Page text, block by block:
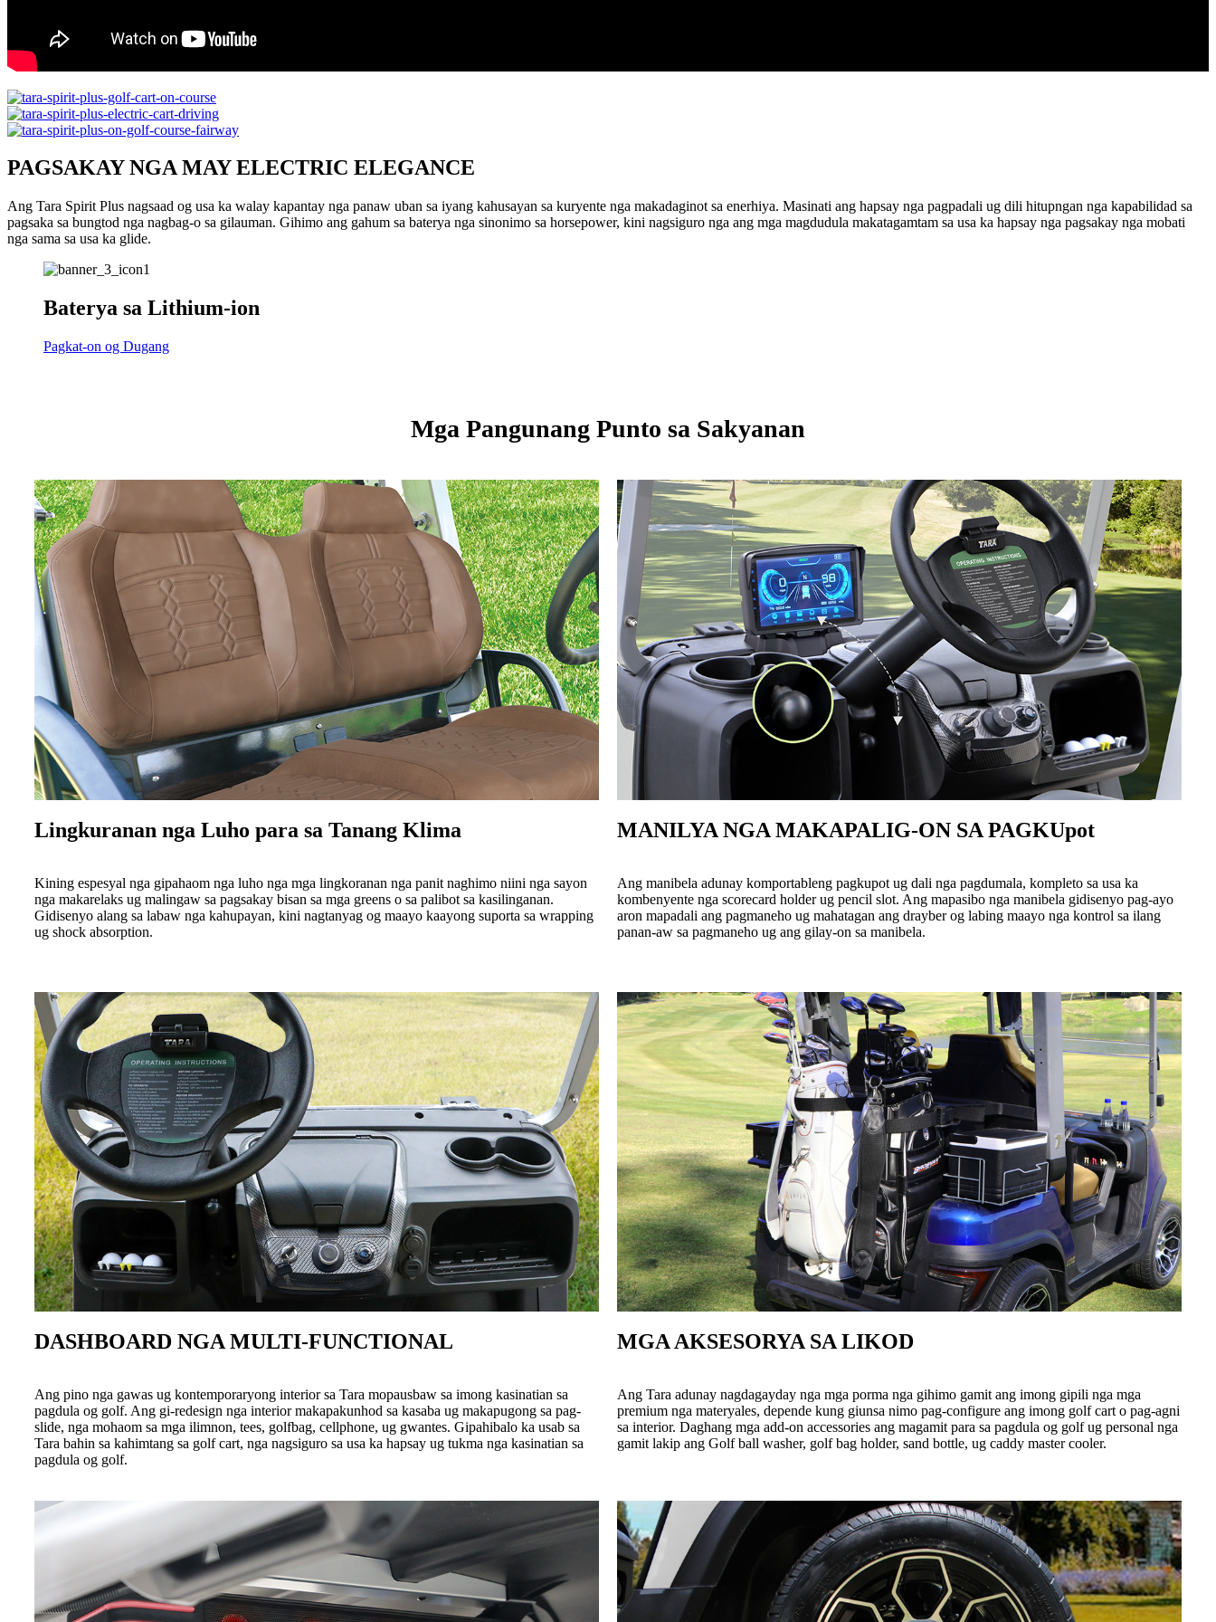
PAGSAKAY NGA MAY ELECTRIC ELEGANCE
Ang Tara Spirit Plus nagsaad og usa ka walay kapantay nga panaw uban sa iyang kahusayan sa kuryente nga makadaginot sa enerhiya. Masinati ang hapsay nga pagpadali ug dili hitupngan nga kapabilidad sa
pagsaka sa bungtod nga nagbag-o sa gilauman. Gihimo ang gahum sa baterya nga sinonimo sa horsepower, kini nagsiguro nga ang mga magdudula makatagamtam sa usa ka hapsay nga pagsakay nga mobati
nga sama sa usa ka glide.
Baterya sa Lithium-ion
Pagkat-on og Dugang
Mga Pangunang Punto sa Sakyanan
Lingkuranan nga Luho para sa Tanang Klima
Kining espesyal nga gipahaom nga luho nga mga lingkoranan nga panit naghimo niini nga sayon ​​
nga makarelaks ug malingaw sa pagsakay bisan sa mga greens o sa palibot sa kasilinganan.
Gidisenyo alang sa labaw nga kahupayan, kini nagtanyag og maayo kaayong suporta sa wrapping
ug shock absorption.
MANILYA NGA MAKAPALIG-ON SA PAGKUpot
Ang manibela adunay komportableng pagkupot ug dali nga pagdumala, kompleto sa usa ka
kombenyente nga scorecard holder ug pencil slot. Ang mapasibo nga manibela gidisenyo pag-ayo
aron mapadali ang pagmaneho ug mahatagan ang drayber og labing maayo nga kontrol sa ilang
panan-aw sa pagmaneho ug ang gilay-on sa manibela.
DASHBOARD NGA MULTI-FUNCTIONAL
Ang pino nga gawas ug kontemporaryong interior sa Tara mopausbaw sa imong kasinatian sa
pagdula og golf. Ang gi-redesign nga interior makapakunhod sa kasaba ug makapugong sa pag-
slide, nga mohaom sa mga ilimnon, tees, golfbag, cellphone, ug gwantes. Gipahibalo ka usab sa
Tara bahin sa kahimtang sa golf cart, nga nagsiguro sa usa ka hapsay ug tukma nga kasinatian sa
pagdula og golf.
MGA AKSESORYA SA LIKOD
Ang Tara adunay nagdagayday nga mga porma nga gihimo gamit ang imong gipili nga mga
premium nga materyales, depende kung giunsa nimo pag-configure ang imong golf cart o pag-agni
sa interior. Daghang mga add-on accessories ang magamit para sa pagdula og golf ug personal nga
gamit lakip ang Golf ball washer, golf bag holder, sand bottle, ug caddy master cooler.